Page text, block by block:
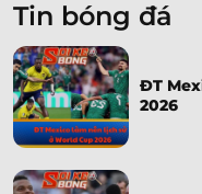
Tin bóng đá
ĐT
2026